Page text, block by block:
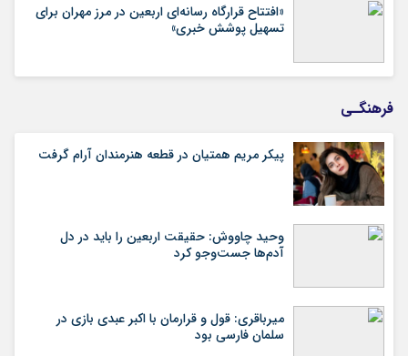
«افتتاح قرارگاه رسانه‌ای اربعین در مرز مهران برای
تسهیل پوشش خبری»
فرهنگـی
پیکر مریم همتیان در قطعه هنرمندان آرام گرفت
وحید چاووش: حقیقت اربعین را باید در دل
آدم‌ها جست‌وجو کرد
میرباقری: قول و قرارمان با اکبر عبدی بازی در
سلمان فارسی بود